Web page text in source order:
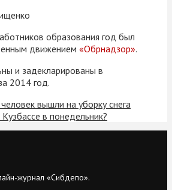
образования год был
движением «Обрнадзор».
и задекларированы в
2014 год.
вышли на уборку снега
в понедельник?
журнал «Сибдепо».